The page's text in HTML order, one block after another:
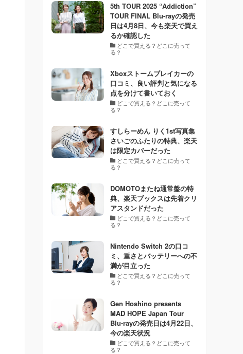
5th TOUR 2025 “Addiction”
TOUR FINAL Blu-rayの発売
日は4月8日、今も楽天で買え
るか確認した
どこで買える？どこに売って
る？
Xboxストームブレイカーの
口コミ、良い評判と気になる
点を分けて書いておく
どこで買える？どこに売って
る？
すしらーめん りく1st写真集
さいごのふたりの特典、楽天
は限定カバーだった
どこで買える？どこに売って
る？
DOMOTOまたね通常盤の特
典、楽天ブックスは先着クリ
アスタンドだった
どこで買える？どこに売って
る？
Nintendo Switch 2の口コ
ミ、重さとバッテリーへの不
満が目立った
どこで買える？どこに売って
る？
Gen Hoshino presents
MAD HOPE Japan Tour
Blu-rayの発売日は4月22日、
今の楽天状況
どこで買える？どこに売って
る？